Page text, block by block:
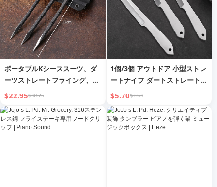
ポータブルKシーススーツ、ダ
ーツストレートフライング、ス
ピニングフライングスチールニ
ードル、武術フライングニード
ル投擲、自己防衛用ダーツ
$22.95$30.75
1個/3個 アウトドア 小型ストレ
ートナイフ ダートストレート
スピニングフライング スティー
ルニードル スローイング武道
フライングニードル ダートナイ
フ 自己防衛
$5.70$7.63